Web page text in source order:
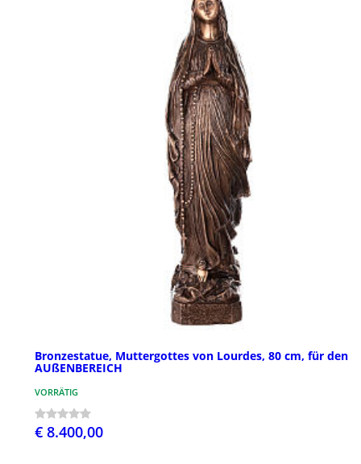
Bronzestatue, Muttergottes von Lourdes, 80 cm, für den
AUßENBEREICH
VORRÄTIG
€ 8.400,00